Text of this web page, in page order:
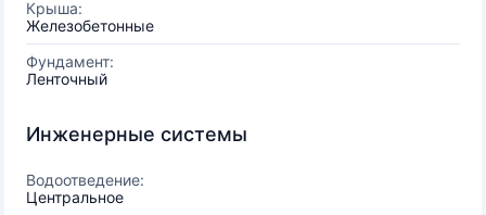
Крыша:
Железобетонные
Фундамент:
Ленточный
Инженерные системы
Водоотведение:
Центральное